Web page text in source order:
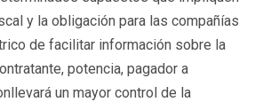
y la obligación para las compañías
de facilitar información sobre la
potencia, pagador a
un mayor control de la